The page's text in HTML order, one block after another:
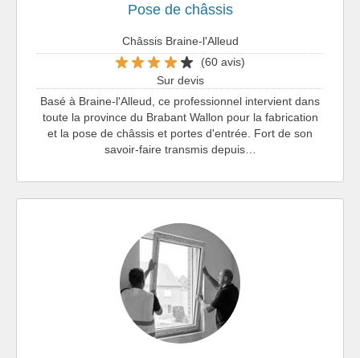
Pose de châssis
Châssis Braine-l'Alleud
(60 avis)
Sur devis
Basé à Braine-l'Alleud, ce professionnel intervient dans
toute la province du Brabant Wallon pour la fabrication
et la pose de châssis et portes d'entrée. Fort de son
savoir-faire transmis depuis…